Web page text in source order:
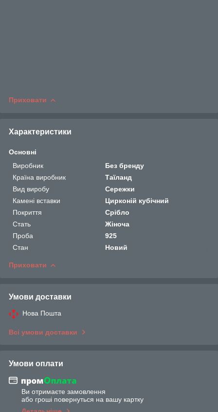
Приховати
Характеристики
Основні
Виробник
Без бренду
Країна виробник
Таїланд
Вид виробу
Сережки
Камені вставки
Цирконій кубічний
Покриття
Срібло
Стать
Жіноча
Проба
925
Стан
Новий
Приховати
Умови доставки
Нова Пошта
Всі умови доставки
Умови оплати
Ви отримаєте замовлення
або гроші повернуться на вашу картку